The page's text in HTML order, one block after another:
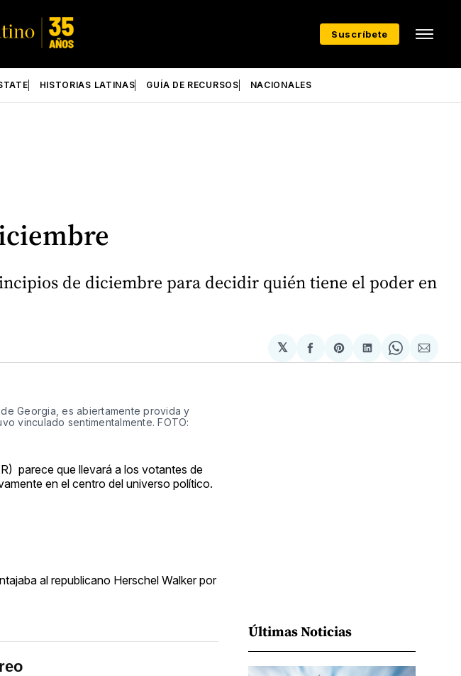
Suscríbete
HISTORIAS LATINAS GUÍA DE RECURSOS NACIONALES
de diciembre para decidir quién tiene el poder en
𝕏
Compartir
en
Share
on
Compartir
en
Share
on
via
Georgia, es abiertamente provida y
vinculado sentimentalmente. FOTO:
parece que llevará a los votantes de
en el centro del universo político.
al republicano Herschel Walker por
Últimas Noticias